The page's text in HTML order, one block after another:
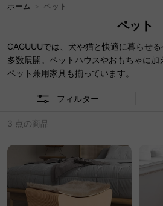
ホーム ペット
ペット
CAGUUUでは、犬や猫と快適に暮らせ
多数展開。ペットハウスやおもちゃに加
ペット兼用家具も揃っています。
フィルター
3 点の商品